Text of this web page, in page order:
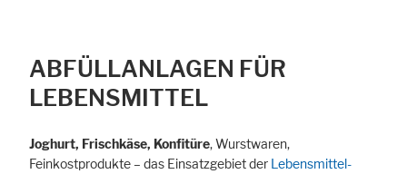
ABFÜLLANLAGEN FÜR
LEBENSMITTEL
Joghurt, Frischkäse, Konfitüre, Wurstwaren,
Feinkostprodukte – das Einsatzgebiet der Lebensmittel-